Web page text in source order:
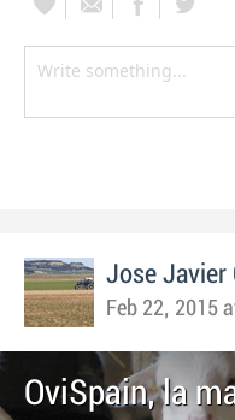
Jose Javier
Feb 22, 2015
OviSpain, la